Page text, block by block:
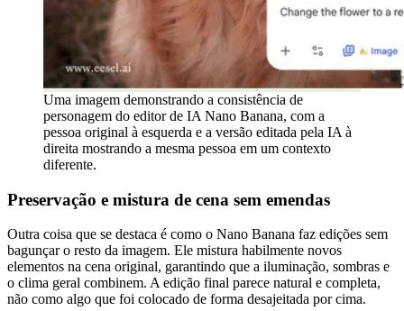
Uma imagem demonstrando a consistência de
personagem do editor de IA Nano Banana, com a
pessoa original à esquerda e a versão editada pela IA à
direita mostrando a mesma pessoa em um contexto
diferente.
Preservação e mistura de cena sem emendas
Outra coisa que se destaca é como o Nano Banana faz edições sem
bagunçar o resto da imagem. Ele mistura habilmente novos
elementos na cena original, garantindo que a iluminação, sombras e
o clima geral combinem. A edição final parece natural e completa,
não como algo que foi colocado de forma desajeitada por cima.